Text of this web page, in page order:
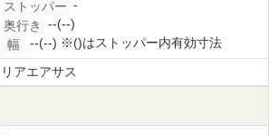
ストッパー -
奥行き
--(--)
幅
--(--) ※()はストッパー内有効寸法
リアエアサス